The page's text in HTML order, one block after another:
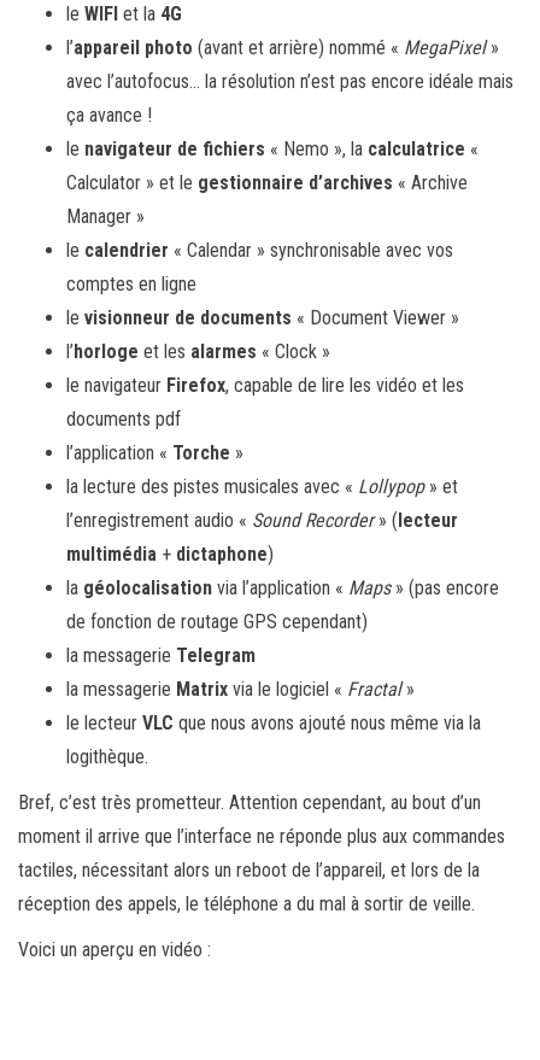
le WIFI et la 4G
l’appareil photo (avant et arrière) nommé « MegaPixel»
avec l’autofocus… la résolution n’est pas encore idéale mais
ça avance !
le navigateur de fichiers « Nemo », la calculatrice «
Calculator » et le gestionnaire d’archives « Archive
Manager »
le calendrier « Calendar » synchronisable avec vos
comptes en ligne
le visionneur de documents « Document Viewer »
l’horloge et les alarmes « Clock »
le navigateur Firefox, capable de lire les vidéo et les
documents pdf
l’application « Torche »
la lecture des pistes musicales avec « Lollypop» et
l’enregistrement audio « Sound Recorder» (lecteur
multimédia + dictaphone)
la géolocalisation via l’application « Maps» (pas encore
de fonction de routage GPS cependant)
la messagerie Telegram
la messagerie Matrix via le logiciel « Fractal»
le lecteur VLC que nous avons ajouté nous même via la
logithèque.
Bref, c’est très prometteur. Attention cependant, au bout d’un
moment il arrive que l’interface ne réponde plus aux commandes
tactiles, nécessitant alors un reboot de l’appareil, et lors de la
réception des appels, le téléphone a du mal à sortir de veille.
Voici un aperçu en vidéo :